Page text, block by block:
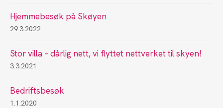
Hjemmebesøk på Skøyen
29.3.2022
Stor villa – dårlig nett, vi flyttet nettverket til skyen!
3.3.2021
Bedriftsbesøk
1.1.2020